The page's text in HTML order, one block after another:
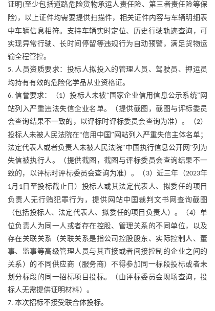
证明 (至少包括道路危险货物承运人责任险、第三者责任险等保
险) ，以上证件均需要提供扫描件，相关证件内容与车辆明细表
中车辆信息相符。支持车辆实时定位、历史行驶轨迹查询，可
实现异常行驶、长时间停留等违规行为自动预警，满足货物运
输全程管控。
5.人员资质要求：投标人拟投入的管理人员、驾驶员、押运员
均持有有效的危险化学品从业资格证。
6.信誉要求：（1）投标人未被“国家企业信用信息公示系统”网
站列入严重违法失信企业名单。（提供截图，截图与评标委员
会查询结果不一致的，以评标时评标委员会查询为准）。（2）
投标人未被人民法院在“信用中国”网站列入严重失信主体名单；
法定代表人或者负责人未被人民法院“中国执行信息公开网”列为
失信被执行人。（提供截图，截图与评标委员会查询结果不一
致的，以评标时评标委员会查询为准）。（ 3）近三年（2023年
1月 1日至投标截止日）投标人或其法定代表人、拟委任的项目
负责人无行贿犯罪行为，提供网站中国裁判文书网查询截图
（包括投标人、法定代表人、拟委任的项目负责人）。（4）单
位负责人为同一人或者存在控股、管理关系的不同单位，以及
存在关联关系（关联关系是指公司控股股东、实际控制人、董
事、监事等高级管理人员与其直接或者间接控制的企业之间的
关系）的不同供应商（服务商）不得参加同一标段投标或者未
划分标段的同一招标项目投标。（由评标委员会现场查询，投
标人无需提供证明材料）。
7. 本次招标不接受联合体投标。